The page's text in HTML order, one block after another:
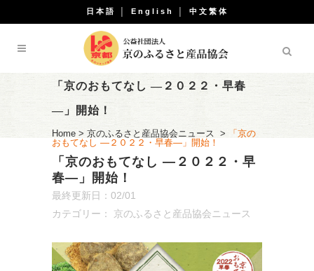
日本語 English 中文繁体
「京のおもてなし ―２０２２・早春
―」開始！
Home > 京のふるさと産品協会ニュース >
「京の
おもてなし ―２０２２・早春―」開始！
「京のおもてなし ―２０２２・早
春―」開始！
最終更新日：02/01
カテゴリー： 京のふるさと産品協会ニュース